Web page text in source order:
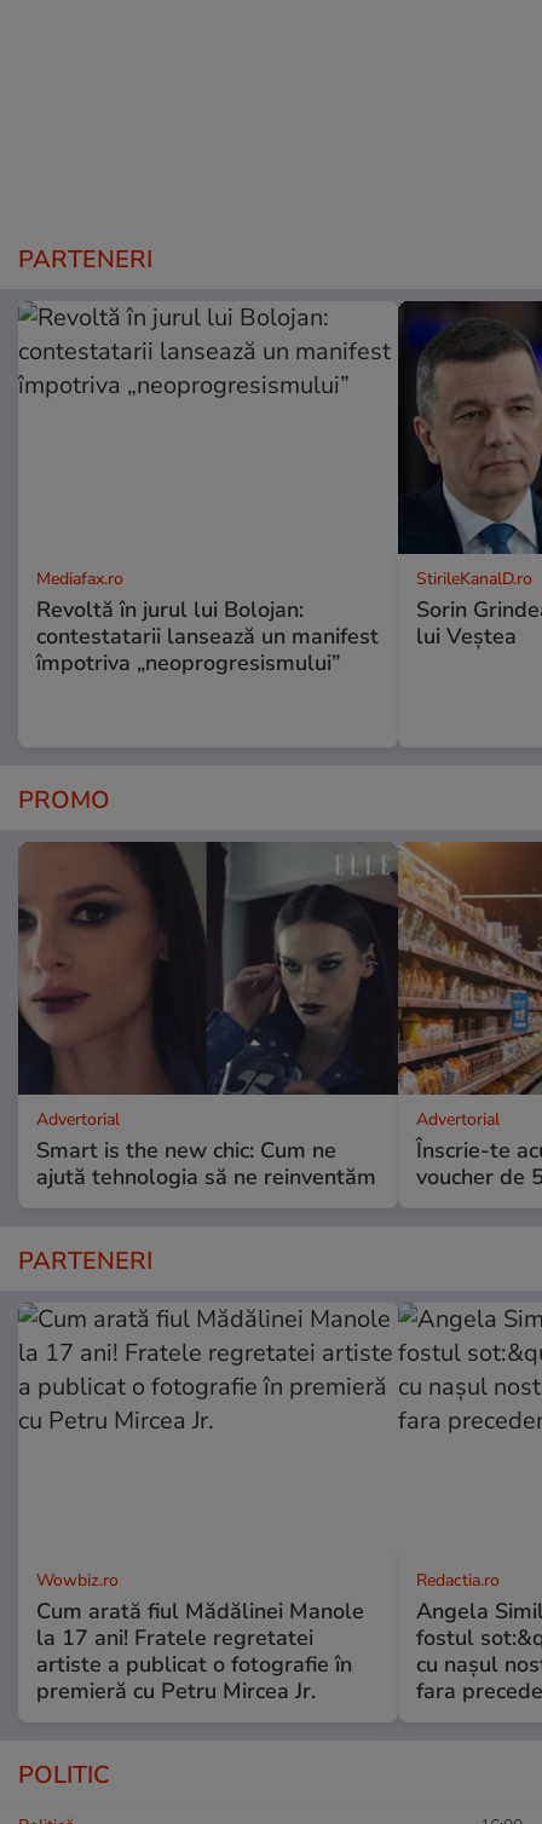
PARTENERI
Mediafax.ro
Revoltă în jurul lui Bolojan:
contestatarii lansează un manifest
împotriva „neoprogresismului”
StirileKanalD.ro
Sorin
lui Veștea
PROMO
Advertorial
Smart is the new chic: Cum ne
ajută tehnologia să ne reinventăm
Advertorial
Înscrie-te
voucher de
PARTENERI
Wowbiz.ro
Cum arată fiul Mădălinei Manole
la 17 ani! Fratele regretatei
artiste a publicat o fotografie în
premieră cu Petru Mircea Jr.
Redactia.ro
Angela
fostul
cu nașul
fara
POLITIC